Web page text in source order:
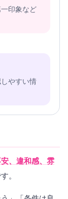
印象など
やすい情
、違和感、雰
。